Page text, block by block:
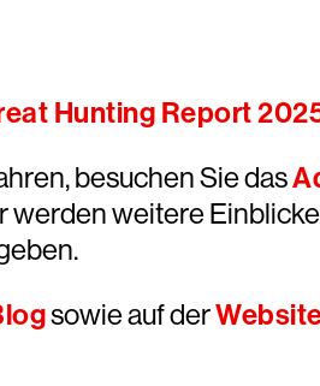
Hunting Report
besuchen Sie das
werden weitere
sowie auf der